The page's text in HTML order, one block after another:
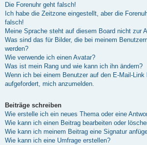
Die Forenuhr geht falsch!
Ich habe die Zeitzone eingestellt, aber die
falsch!
Meine Sprache steht auf diesem Board nicht zur
Was sind das für Bilder, die bei meinem
werden?
Wie verwende ich einen Avatar?
Was ist mein Rang und wie kann ich ihn ändern?
Wenn ich bei einem Benutzer auf den E-Mail-
aufgefordert, mich anzumelden.
Beiträge schreiben
Wie erstelle ich ein neues Thema oder eine
Wie kann ich einen Beitrag bearbeiten oder
Wie kann ich meinem Beitrag eine Signatur
Wie kann ich eine Umfrage erstellen?